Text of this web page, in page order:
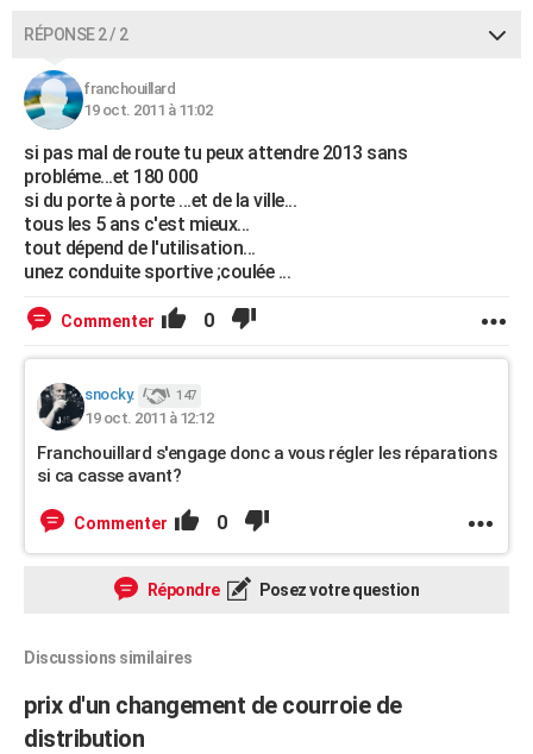
RÉPONSE 2 / 2
franchouillard
19 oct. 2011 à 11:02
si pas mal de route tu peux attendre 2013 sans
probléme...et 180 000
si du porte à porte ...et de la ville...
tous les 5 ans c'est mieux...
tout dépend de l'utilisation...
unez conduite sportive ;coulée ...
Commenter 0
snocky. 147
19 oct. 2011 à 12:12
Franchouillard s'engage donc a vous régler les réparations
si ca casse avant?
Commenter 0
Répondre Posez votre question
Discussions similaires
prix d'un changement de courroie de
distribution